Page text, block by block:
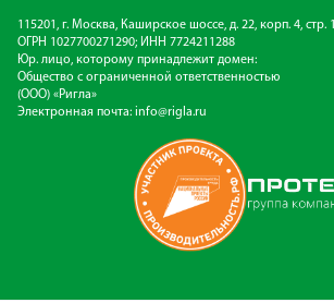
115201, г. Москва, Каширское шоссе, д. 22, корп. 4, стр. 1
ОГРН 1027700271290; ИНН 7724211288
Юр. лицо, которому принадлежит домен:
Общество с ограниченной ответственностью
(ООО) «Ригла»
Электронная почта: info@rigla.ru